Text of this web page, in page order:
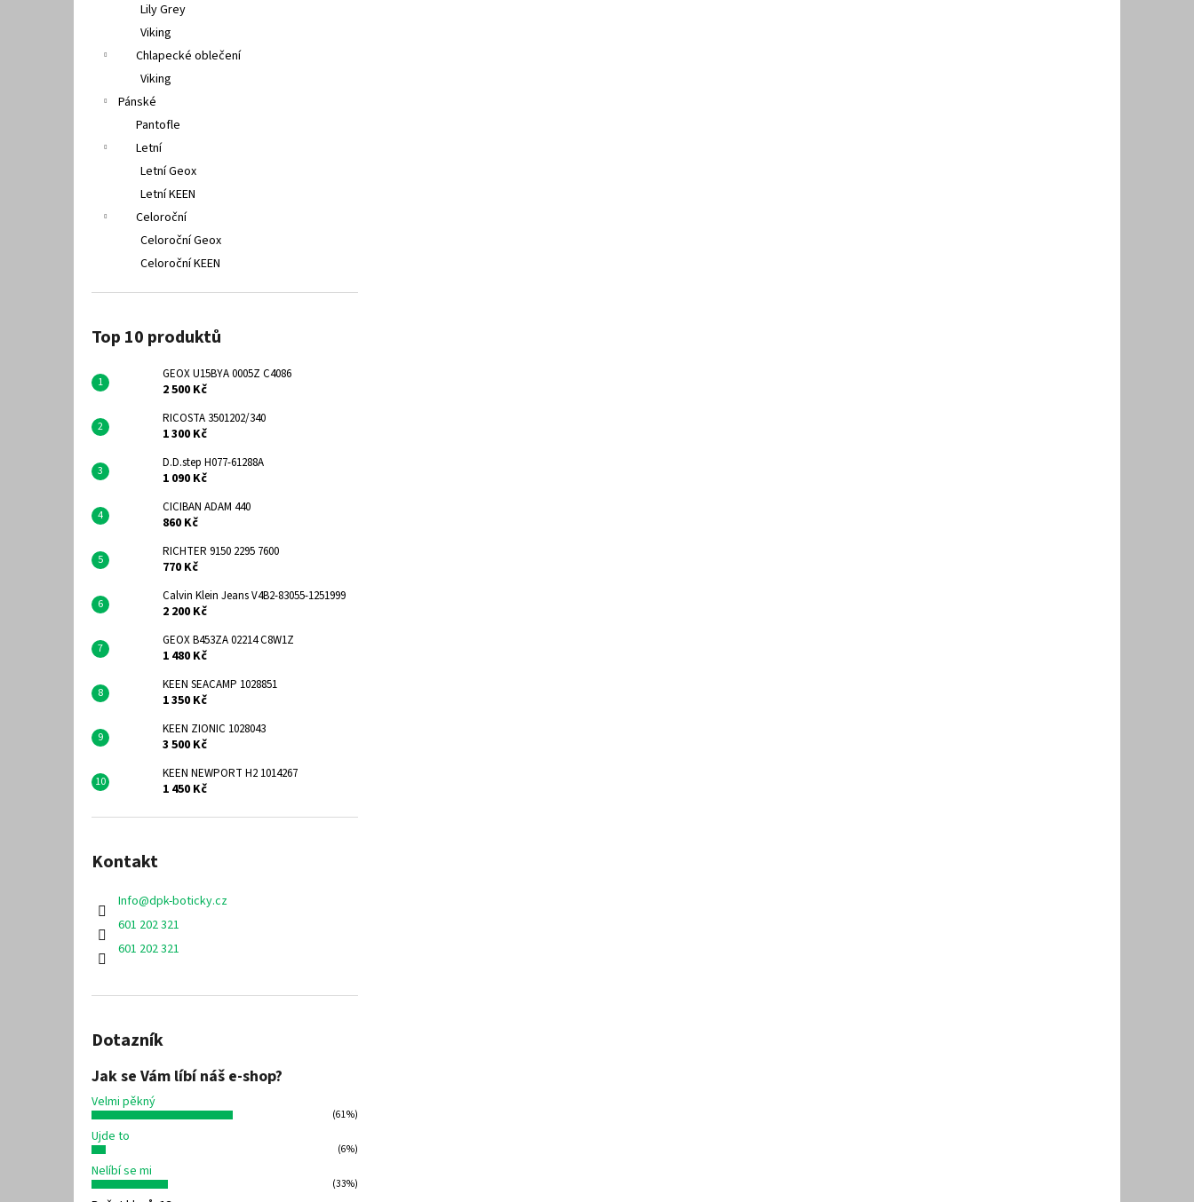
Lily Grey
Viking
Chlapecké oblečení
Viking
Pánské
Pantofle
Letní
Letní Geox
Letní KEEN
Celoroční
Celoroční Geox
Celoroční KEEN
Top 10 produktů
GEOX U15BYA 0005Z C4086
2 500 Kč
RICOSTA 3501202/340
1 300 Kč
D.D.step H077-61288A
1 090 Kč
CICIBAN ADAM 440
860 Kč
RICHTER 9150 2295 7600
770 Kč
Calvin Klein Jeans V4B2-83055-1251999
2 200 Kč
GEOX B453ZA 02214 C8W1Z
1 480 Kč
KEEN SEACAMP 1028851
1 350 Kč
KEEN ZIONIC 1028043
3 500 Kč
KEEN NEWPORT H2 1014267
1 450 Kč
Kontakt
Info@dpk-boticky.cz
601 202 321
601 202 321
Dotazník
Jak se Vám líbí náš e-shop?
Velmi pěkný
(61%)
Ujde to
(6%)
Nelíbí se mi
(33%)